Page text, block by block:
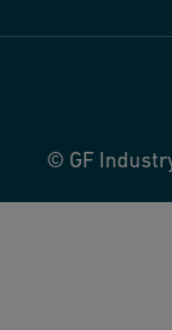
© GF